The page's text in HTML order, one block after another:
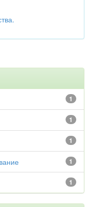
1
1
1
1
1